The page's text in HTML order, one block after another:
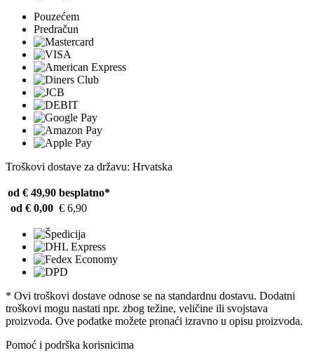
Pouzećem
Predračun
Troškovi dostave za državu: Hrvatska
od € 49,90 besplatno*
od € 0,00 € 6,90
* Ovi troškovi dostave odnose se na standardnu ​​dostavu. Dodatni
troškovi mogu nastati npr. zbog težine, veličine ili svojstava
proizvoda. Ove podatke možete pronaći izravno u opisu proizvoda.
Pomoć i podrška korisnicima